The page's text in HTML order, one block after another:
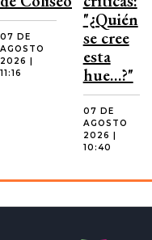
07 DE
AGOSTO
2026 |
11:16
"¿Quién
se cree
esta
hue…?"
07 DE
AGOSTO
2026 |
10:40